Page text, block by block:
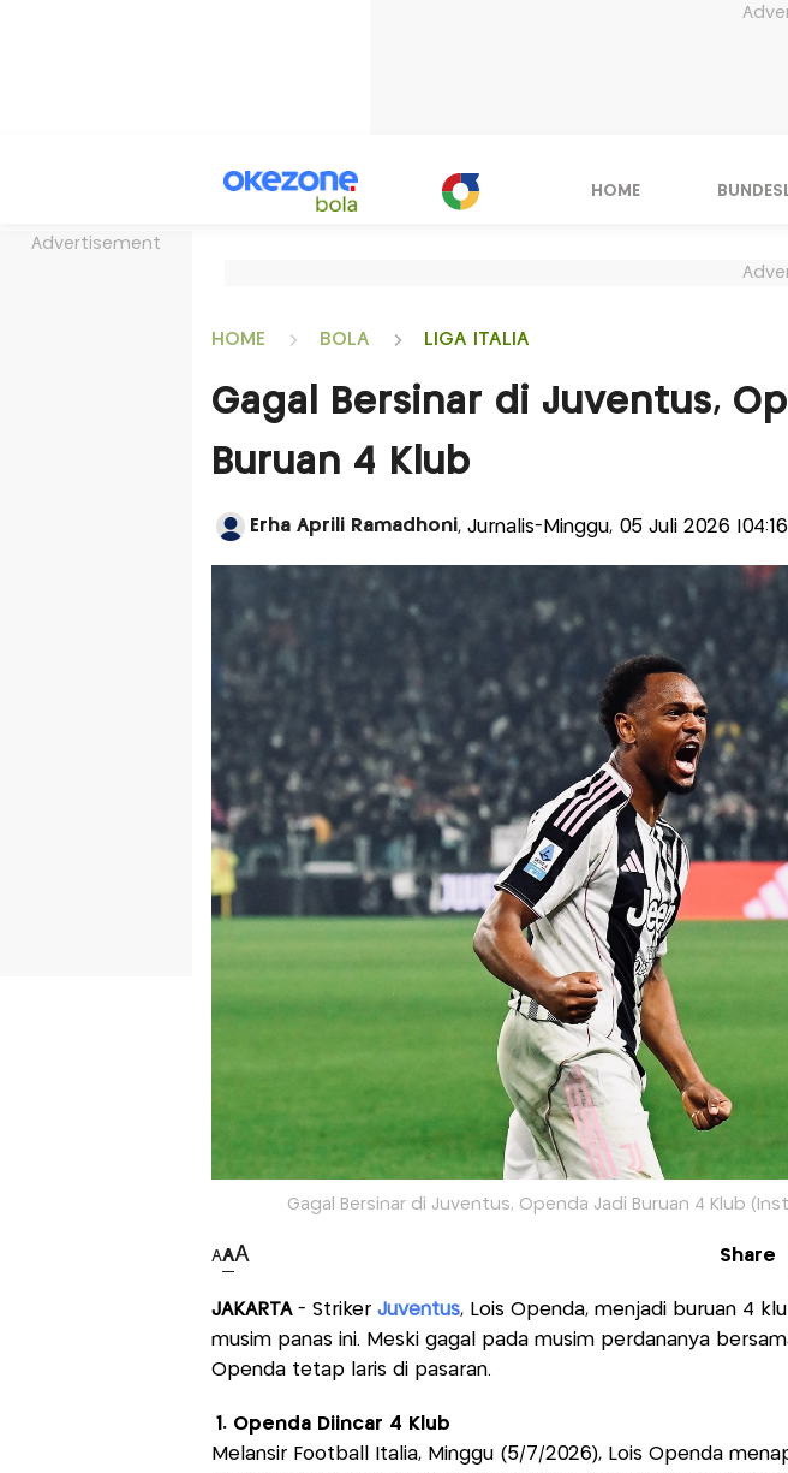
Advertisement
HOME
HOME BOLA LIGA ITALIA
Gagal Bersinar di Juventus,
Buruan 4 Klub
Erha Aprili Ramadhoni, Jurnalis-Minggu, 05 Juli 2026
Gagal Bersinar di Juventus, Openda Jadi Buruan 4 Klub
AAA Share
JAKARTA - Striker Juventus, Lois Openda, menjadi buruan 4
musim panas ini. Meski gagal pada musim perdananya
Openda tetap laris di pasaran.
1. Openda Diincar 4 Klub
Melansir Football Italia, Minggu (5/7/2026), Lois Openda